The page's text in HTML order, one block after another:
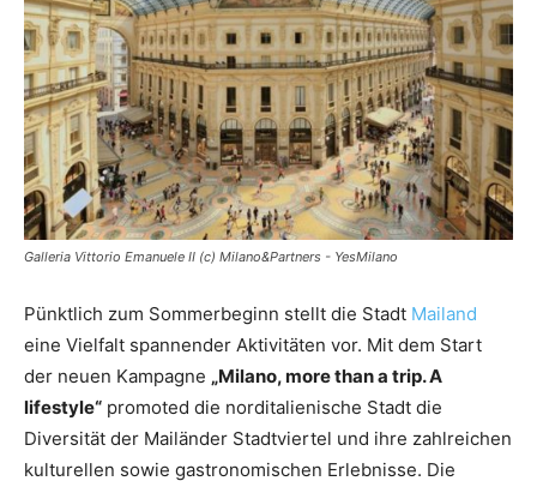
Reiseempfehlungen.
Galleria Vittorio Emanuele II (c) Milano&Partners - YesMilano
Pünktlich zum Sommerbeginn stellt die Stadt Mailand
eine Vielfalt spannender Aktivitäten vor. Mit dem Start
der neuen Kampagne „Milano, more than a trip. A
lifestyle“ promoted die norditalienische Stadt die
Diversität der Mailänder Stadtviertel und ihre zahlreichen
kulturellen sowie gastronomischen Erlebnisse. Die